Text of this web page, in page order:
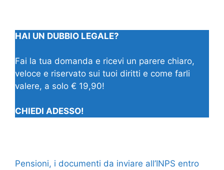
HAI UN DUBBIO LEGALE?
Fai la tua domanda e ricevi un parere chiaro,
veloce e riservato sui tuoi diritti e come farli
valere, a solo € 19,90!
CHIEDI ADESSO!
Pensioni, i documenti da inviare all’INPS entro